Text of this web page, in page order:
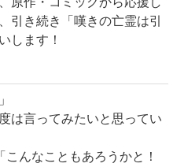
引き続き「嘆きの亡霊は引
します！
は言ってみたいと思ってい
こんなこともあろうかと！